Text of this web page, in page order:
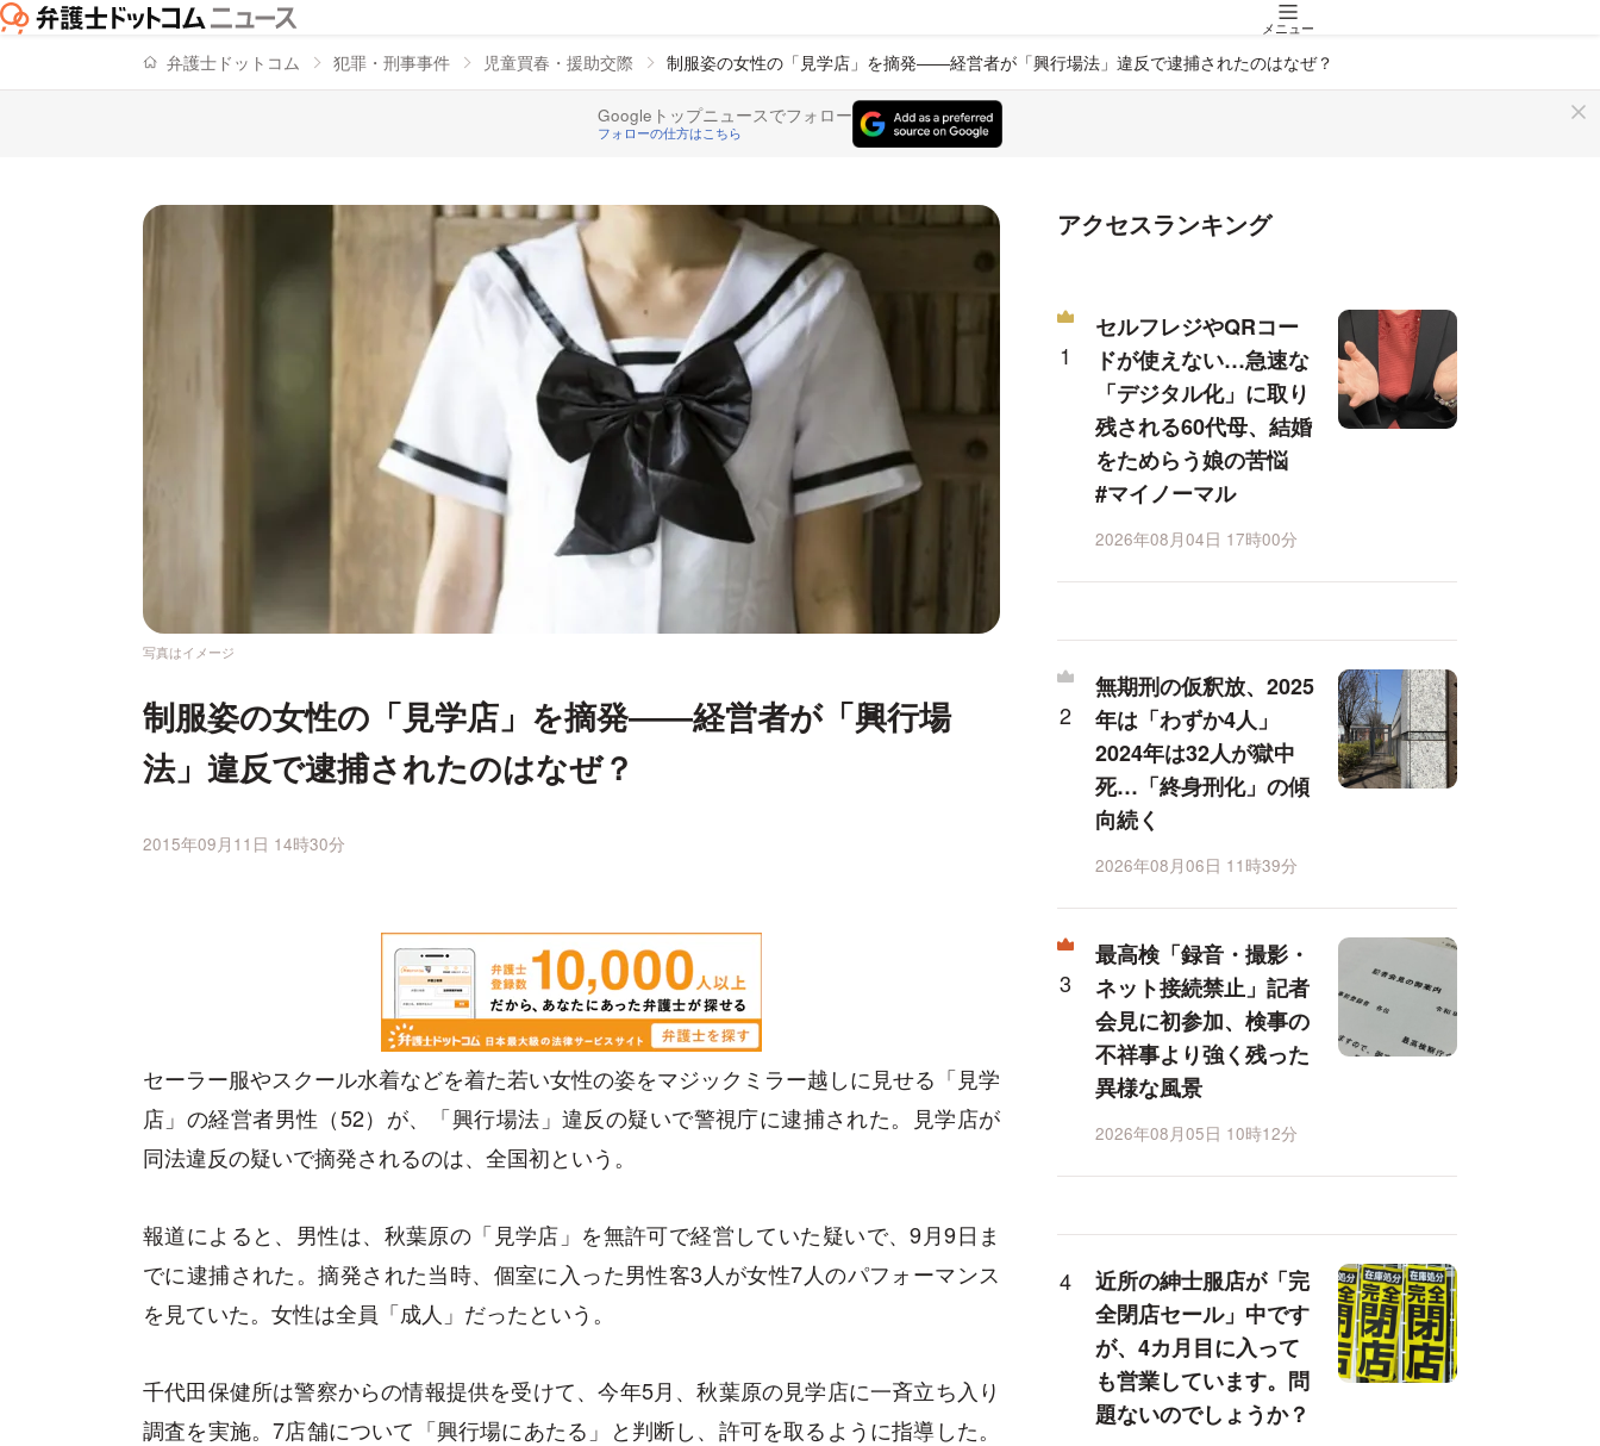
メニュー
弁護士ドットコム 犯罪・刑事事件 児童買春・援助交際 制服姿の女性の「見学店」を摘発――経営者が「興行場法」違反で逮捕されたのはなぜ？
Googleトップニュースでフォロー
フォローの仕方はこちら
写真はイメージ
制服姿の女性の「見学店」を摘発――経営者が「興行場
法」違反で逮捕されたのはなぜ？
2015年09月11日 14時30分
セーラー服やスクール水着などを着た若い女性の姿をマジックミラー越しに見せる「見学
店」の経営者男性（52）が、「興行場法」違反の疑いで警視庁に逮捕された。見学店が
同法違反の疑いで摘発されるのは、全国初という。
報道によると、男性は、秋葉原の「見学店」を無許可で経営していた疑いで、9月9日ま
でに逮捕された。摘発された当時、個室に入った男性客3人が女性7人のパフォーマンス
を見ていた。女性は全員「成人」だったという。
千代田保健所は警察からの情報提供を受けて、今年5月、秋葉原の見学店に一斉立ち入り
調査を実施。7店舗について「興行場にあたる」と判断し、許可を取るように指導した。
アクセスランキング
セルフレジやQRコー
ドが使えない…急速な
「デジタル化」に取り
残される60代母、結婚
をためらう娘の苦悩
#マイノーマル
2026年08月04日 17時00分
無期刑の仮釈放、2025
年は「わずか4人」
2024年は32人が獄中
死…「終身刑化」の傾
向続く
2026年08月06日 11時39分
最高検「録音・撮影・
ネット接続禁止」記者
会見に初参加、検事の
不祥事より強く残った
異様な風景
2026年08月05日 10時12分
近所の紳士服店が「完
全閉店セール」中です
が、4カ月目に入って
も営業しています。問
題ないのでしょうか？